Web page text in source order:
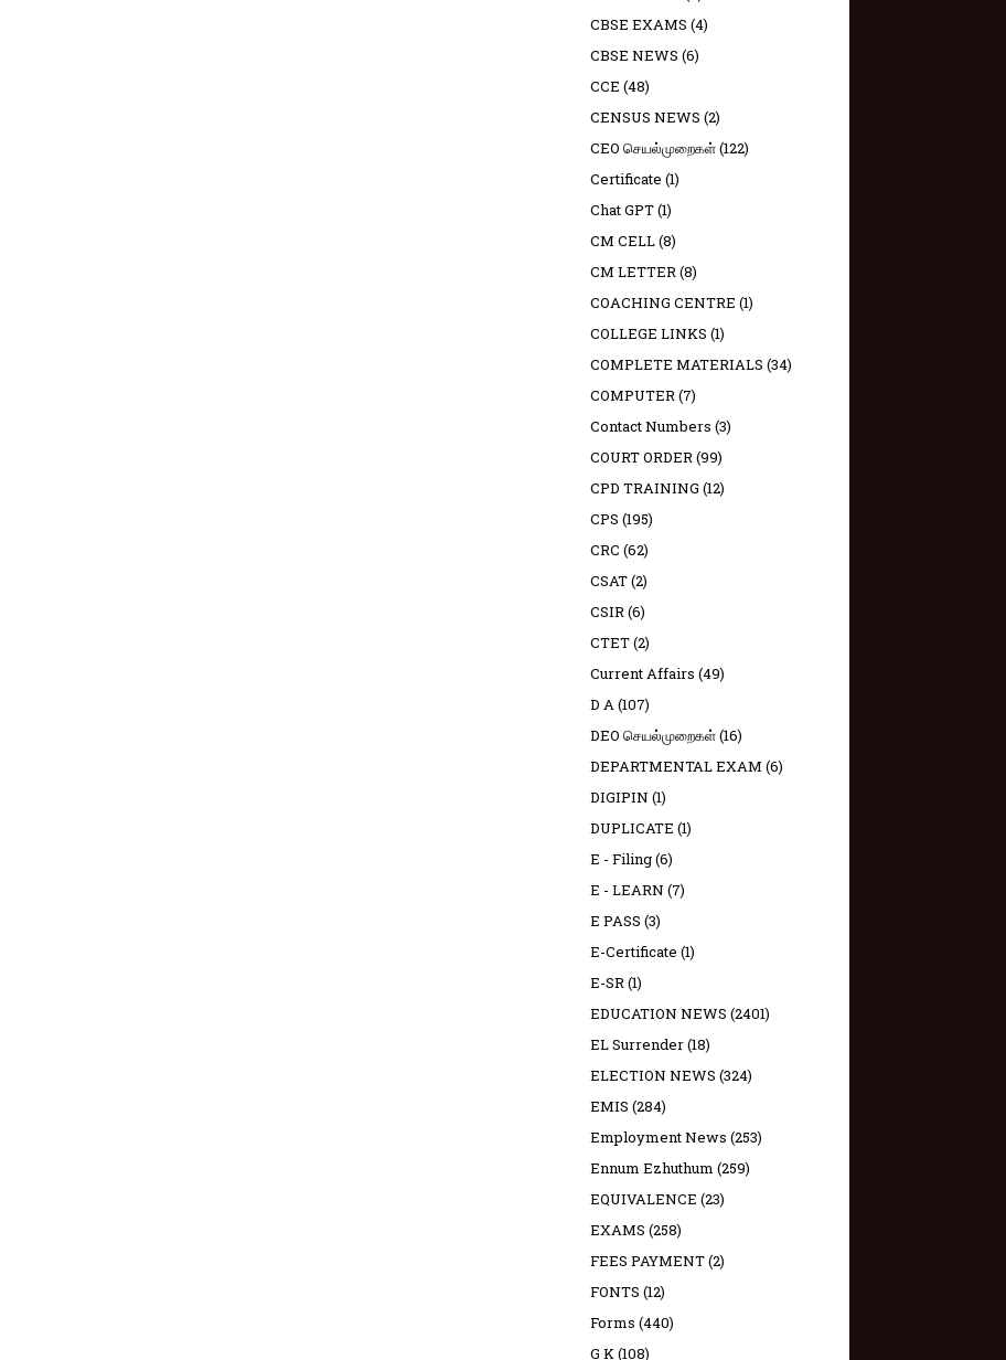
CBSE EXAMS (4)
CBSE NEWS (6)
CCE (48)
CENSUS NEWS (2)
CEO செயல்முறைகள்(122)
Certificate (1)
Chat GPT(1)
CM CELL(8)
CM LETTER(8)
COACHING CENTRE (1)
COLLEGE LINKS (1)
COMPLETE MATERIALS (34)
COMPUTER(7)
Contact Numbers (3)
COURT ORDER(99)
CPD TRAINING (12)
CPS (195)
CRC (62)
CSAT(2)
CSIR(6)
CTET(2)
Current Affairs (49)
D A(107)
DEO செயல்முறைகள்(16)
DEPARTMENTAL EXAM (6)
DIGIPIN (1)
DUPLICATE (1)
E - Filing(6)
E - LEARN (7)
E PASS (3)
E-Certificate (1)
E-SR(1)
EDUCATION NEWS (2401)
EL Surrender(18)
ELECTION NEWS (324)
EMIS (284)
Employment News (253)
Ennum Ezhuthum (259)
EQUIVALENCE (23)
EXAMS (258)
FEES PAYMENT(2)
FONTS (12)
Forms (440)
G K(108)